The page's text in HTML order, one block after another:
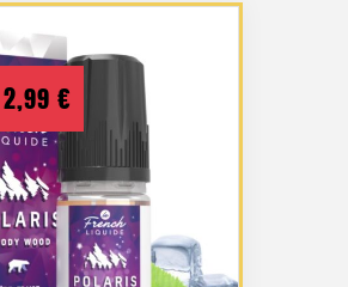
Le
prix
initial
était :
4,90 €.
2,99 €
prix
actuel
est :
2,99 €.